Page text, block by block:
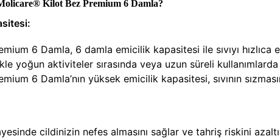
Kilot Bez Premium 6 Damla?
6 Damla, 6 damla emicilik kapasitesi ile sıvıyı
yoğun aktiviteler sırasında veya uzun süreli
6 Damla’nın yüksek emicilik kapasitesi, sıvının
cildinizin nefes almasını sağlar ve tahriş riskini